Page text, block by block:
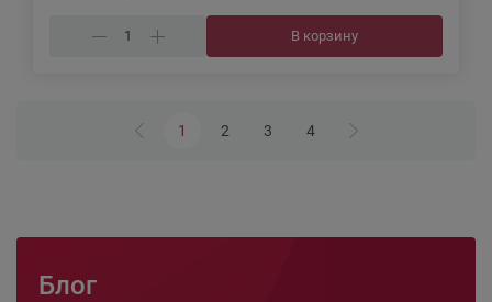
В корзину
1 2 3 4
Блог